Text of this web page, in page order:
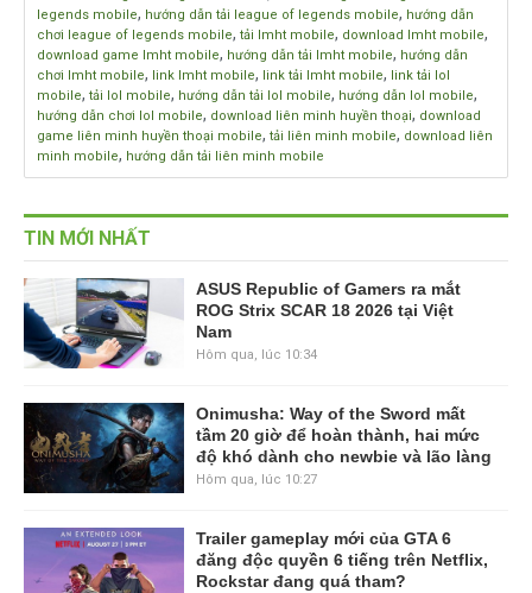
legends mobile, hướng dẫn tải league of legends mobile, hướng dẫn
chơi league of legends mobile, tải lmht mobile, download lmht mobile,
download game lmht mobile, hướng dẫn tải lmht mobile, hướng dẫn
chơi lmht mobile, link lmht mobile, link tải lmht mobile,
link tải lol
mobile, tải lol mobile, hướng dẫn tải lol mobile, hướng dẫn lol mobile,
hướng dẫn chơi lol mobile, download liên minh huyền thoại, download
game liên minh huyền thoại mobile, tải liên minh mobile, download liên
minh mobile, hướng dẫn tải liên minh mobile
TIN MỚI NHẤT
ASUS Republic of Gamers ra mắt
ROG Strix SCAR 18 2026 tại Việt
Nam
Hôm qua, lúc 10:34
Onimusha: Way of the Sword mất
tầm 20 giờ để hoàn thành, hai mức
độ khó dành cho newbie và lão làng
Hôm qua, lúc 10:27
Trailer gameplay mới của GTA 6
đăng độc quyền 6 tiếng trên Netflix,
Rockstar đang quá tham?